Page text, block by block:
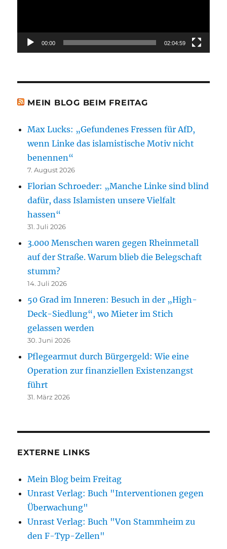
00:00 02:04:59
MEIN BLOG BEIM FREITAG
Max Lucks: „Gefundenes Fressen für AfD,
wenn Linke das islamistische Motiv nicht
benennen“
7. August 2026
Florian Schroeder: „Manche Linke sind blind
dafür, dass Islamisten unsere Vielfalt
hassen“
31. Juli 2026
3.000 Menschen waren gegen Rheinmetall
auf der Straße. Warum blieb die Belegschaft
stumm?
14. Juli 2026
50 Grad im Inneren: Besuch in der „High-
Deck-Siedlung“, wo Mieter im Stich
gelassen werden
30. Juni 2026
Pflegearmut durch Bürgergeld: Wie eine
Operation zur finanziellen Existenzangst
führt
31. März 2026
EXTERNE LINKS
Mein Blog beim Freitag
Unrast Verlag: Buch "Interventionen gegen
Überwachung"
Unrast Verlag: Buch "Von Stammheim zu
den F-Typ-Zellen"